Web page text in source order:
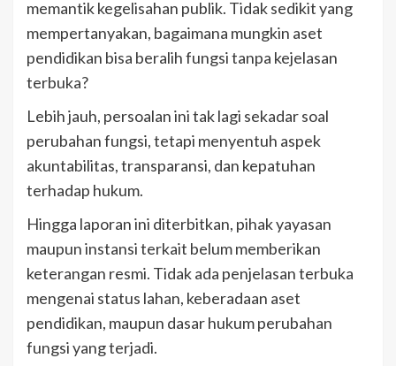
memantik kegelisahan publik. Tidak sedikit yang
mempertanyakan, bagaimana mungkin aset
pendidikan bisa beralih fungsi tanpa kejelasan
terbuka?
Lebih jauh, persoalan ini tak lagi sekadar soal
perubahan fungsi, tetapi menyentuh aspek
akuntabilitas, transparansi, dan kepatuhan
terhadap hukum.
Hingga laporan ini diterbitkan, pihak yayasan
maupun instansi terkait belum memberikan
keterangan resmi. Tidak ada penjelasan terbuka
mengenai status lahan, keberadaan aset
pendidikan, maupun dasar hukum perubahan
fungsi yang terjadi.